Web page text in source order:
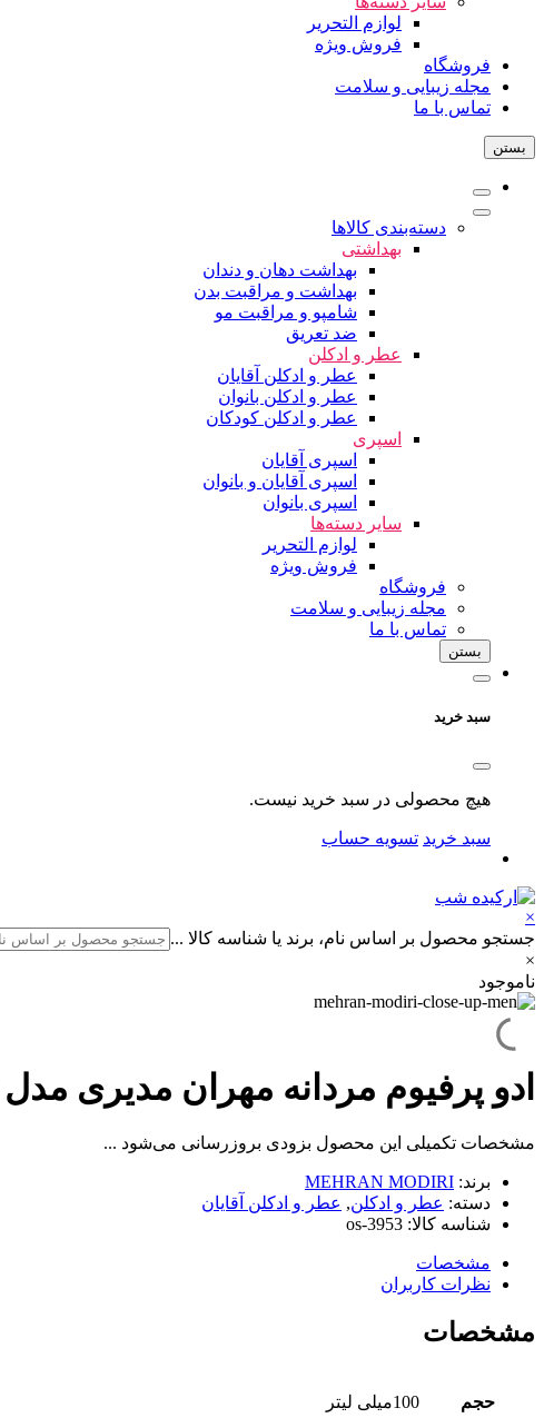
لوازم التحریر
فروش ویژه
فروشگاه
مجله زیبایی و سلامت
تماس با ما
بستن
دسته‌بندی کالاها
بهداشتی
بهداشت دهان و دندان
بهداشت و مراقبت بدن
شامپو و مراقبت مو
ضد تعریق
عطر و ادکلن
عطر و ادکلن آقایان
عطر و ادکلن بانوان
عطر و ادکلن کودکان
اسپری
اسپری آقایان
اسپری آقایان و بانوان
اسپری بانوان
سایر دسته‌ها
لوازم التحریر
فروش ویژه
فروشگاه
مجله زیبایی و سلامت
تماس با ما
بستن
سبد خرید
هیچ محصولی در سبد خرید نیست.
سبد خرید تسویه حساب
×
جستجو محصول بر اساس نام، برند یا شناسه کالا ...
×
ناموجود
ادو پرفیوم مردانه مهران مدیری مدل CLOSE UP حجم 100 میلی لیتر
مشخصات تکمیلی این محصول بزودی بروزرسانی می‌شود ...
برند: MEHRAN MODIRI
دسته: عطر و ادکلن, عطر و ادکلن آقایان
شناسه کالا: os-3953
مشخصات
نظرات کاربران
مشخصات
حجم 100میلی لیتر